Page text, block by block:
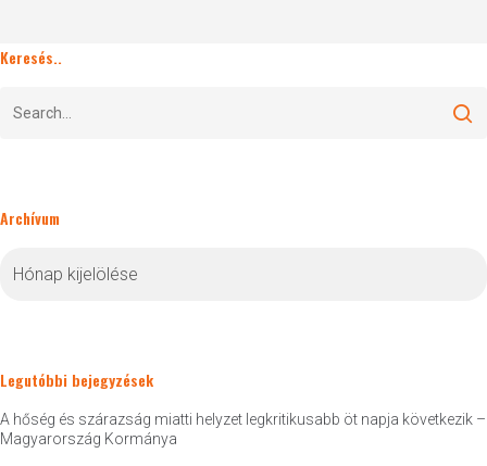
Keresés..
Archívum
Legutóbbi bejegyzések
A hőség és szárazság miatti helyzet legkritikusabb öt napja következik –
Magyarország Kormánya